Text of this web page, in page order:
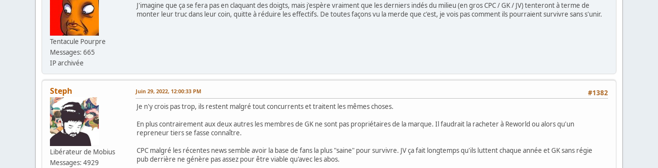
Tentacule Pourpre
Messages: 665
IP archivée
J'imagine que ça se fera pas en claquant des doigts, mais j'espère vraiment que les derniers indés du milieu (en gros CPC / GK / JV) tenteront à terme de
monter leur truc dans leur coin, quitte à réduire les effectifs. De toutes façons vu la merde que c'est, je vois pas comment ils pourraient survivre sans s'unir.
Steph
Libérateur de Mobius
Messages: 4929
#1382
Juin 29, 2022, 12:00:33 PM
Je n'y crois pas trop, ils restent malgré tout concurrents et traitent les mêmes choses.
En plus contrairement aux deux autres les membres de GK ne sont pas propriétaires de la marque. Il faudrait la racheter à Reworld ou alors qu'un
repreneur tiers se fasse connaître.
CPC malgré les récentes news semble avoir la base de fans la plus "saine" pour survivre. JV ça fait longtemps qu'ils luttent chaque année et GK sans régie
pub derrière ne génère pas assez pour être viable qu'avec les abos.